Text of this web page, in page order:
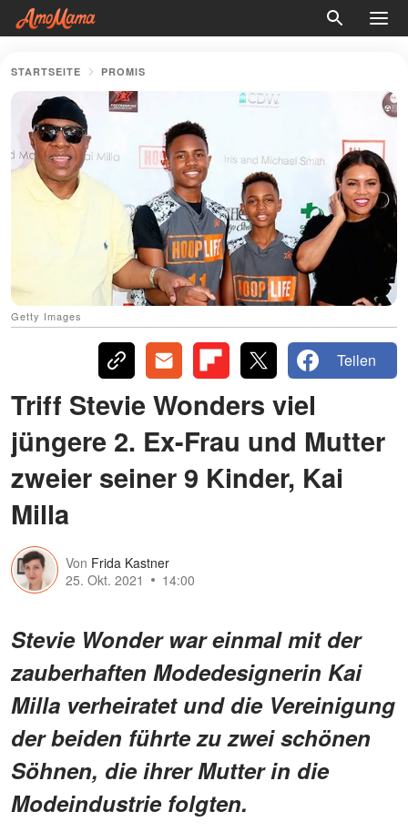
STARTSEITE PROMIS
Getty Images
Teilen
Triff Stevie Wonders viel
jüngere 2. Ex-Frau und Mutter
zweier seiner 9 Kinder, Kai
Milla
Von Frida Kastner
25. Okt. 2021
14:00
Stevie Wonder war einmal mit der
zauberhaften Modedesignerin Kai
Milla verheiratet und die Vereinigung
der beiden führte zu zwei schönen
Söhnen, die ihrer Mutter in die
Modeindustrie folgten.